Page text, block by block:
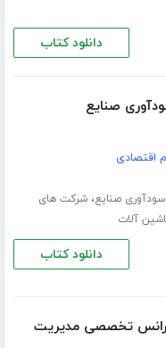
دانلود کتاب
صنایع
اقتصادی
سودآوری صنایع،شرکت های
آلات
دانلود کتاب
تخصصی مدیریت